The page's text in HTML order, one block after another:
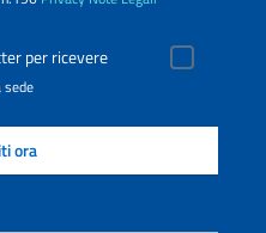
per ricevere